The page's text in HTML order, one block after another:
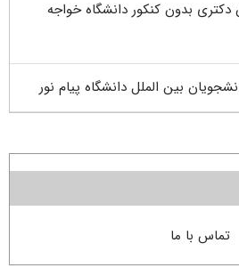
دکتری بدون کنکور دانشگاه خواجه
بین الملل دانشگاه پیام نور
تماس با ما